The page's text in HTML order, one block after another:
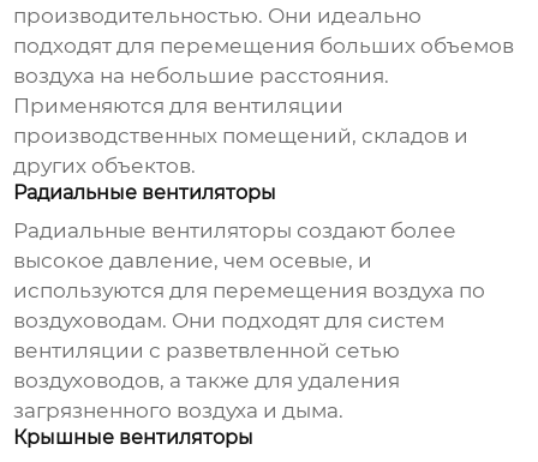
производительностью. Они идеально
подходят для перемещения больших объемов
воздуха на небольшие расстояния.
Применяются для вентиляции
производственных помещений, складов и
других объектов.
Радиальные вентиляторы
Радиальные вентиляторы создают более
высокое давление, чем осевые, и
используются для перемещения воздуха по
воздуховодам. Они подходят для систем
вентиляции с разветвленной сетью
воздуховодов, а также для удаления
загрязненного воздуха и дыма.
Крышные вентиляторы